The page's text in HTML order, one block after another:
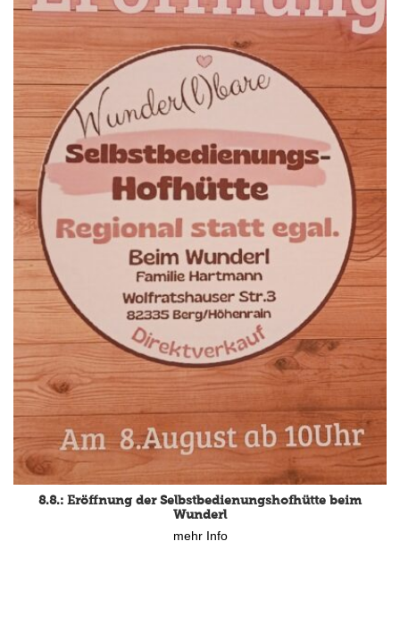
8.8.: Eröffnung der Selbstbedienungshofhütte beim
Wunderl
mehr Info